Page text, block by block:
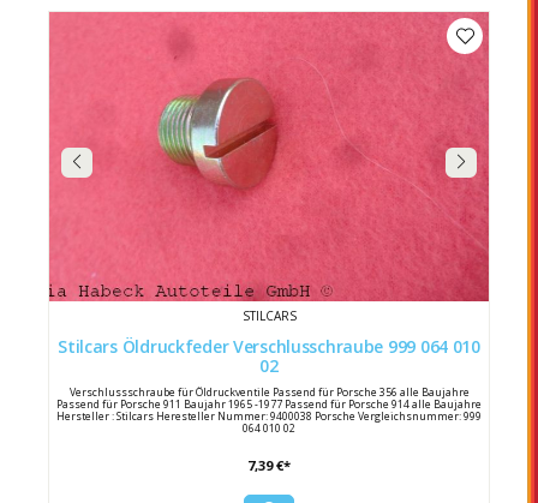
STILCARS
Stilcars Öldruckfeder Verschlusschraube 999 064 010
02
Verschlussschraube für Öldruckventile Passend für Porsche 356 alle Baujahre
Passend für Porsche 911 Baujahr 1965 -1977 Passend für Porsche 914 alle Baujahre
Hersteller : Stilcars Heresteller Nummer: 9400038 Porsche Vergleichsnummer: 999
064 010 02
7,39 €*